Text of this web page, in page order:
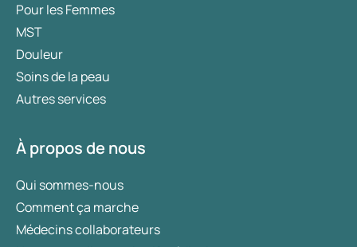
Pour les Femmes
MST
Douleur
Soins de la peau
Autres services
À propos de nous
Qui sommes-nous
Comment ça marche
Médecins collaborateurs